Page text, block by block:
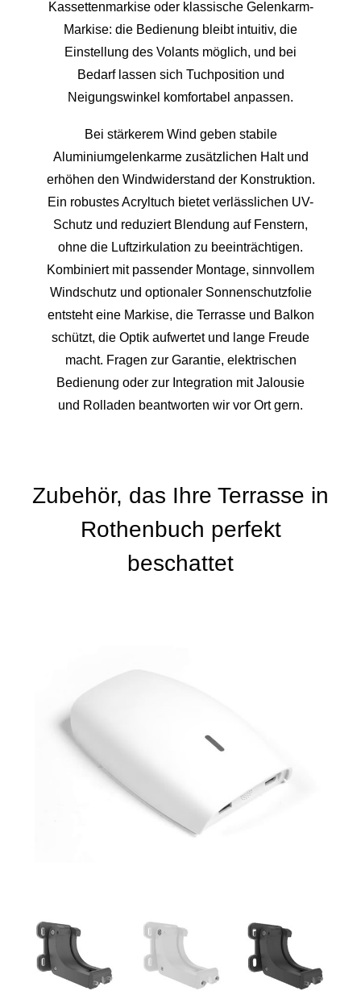
Kassettenmarkise oder klassische Gelenkarm-
Markise: die Bedienung bleibt intuitiv, die
Einstellung des Volants möglich, und bei
Bedarf lassen sich Tuchposition und
Neigungswinkel komfortabel anpassen.
Bei stärkerem Wind geben stabile
Aluminiumgelenkarme zusätzlichen Halt und
erhöhen den Windwiderstand der Konstruktion.
Ein robustes Acryltuch bietet verlässlichen UV-
Schutz und reduziert Blendung auf Fenstern,
ohne die Luftzirkulation zu beeinträchtigen.
Kombiniert mit passender Montage, sinnvollem
Windschutz und optionaler Sonnenschutzfolie
entsteht eine Markise, die Terrasse und Balkon
schützt, die Optik aufwertet und lange Freude
macht. Fragen zur Garantie, elektrischen
Bedienung oder zur Integration mit Jalousie
und Rolladen beantworten wir vor Ort gern.
Zubehör, das Ihre Terrasse in
Rothenbuch perfekt
beschattet